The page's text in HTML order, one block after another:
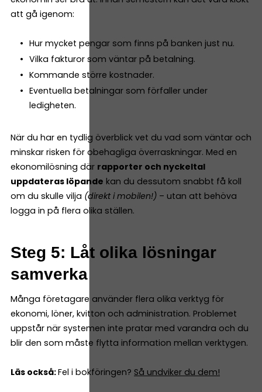
att gå igenom:
Hur mycket pengar som finns på banken just nu.
Vilka fakturor som väntar på betalning.
Kommande större kostnader.
Eventuella betalningar som förfaller under
ledigheten.
När du har en tydlig överblick vet du vad som väntar och
minskar risken för obehagliga överraskningar. Med en
ekonomilösning där rapporter och nyckeltal
uppdateras löpande kan du dessutom snabbt få koll
om du skulle vilja (direkt i mobilen!) – utan att behöva
logga in på flera olika ställen.
Steg 5: Låt olika lösningar
samverka
Många företagare använder flera olika verktyg för
ekonomi, löner, kvitton och administration. Problemet
uppstår när systemen inte pratar med varandra och du
blir den som måste flytta information mellan verktygen.
Läs också:Fel i bokföringen? Så undviker du dem!